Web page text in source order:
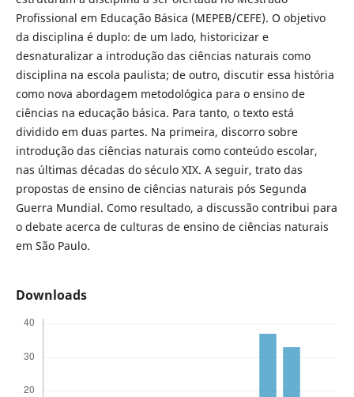
Profissional em Educação Básica (MEPEB/CEFE). O objetivo
da disciplina é duplo: de um lado, historicizar e
desnaturalizar a introdução das ciências naturais como
disciplina na escola paulista; de outro, discutir essa história
como nova abordagem metodológica para o ensino de
ciências na educação básica. Para tanto, o texto está
dividido em duas partes. Na primeira, discorro sobre
introdução das ciências naturais como conteúdo escolar,
nas últimas décadas do século XIX. A seguir, trato das
propostas de ensino de ciências naturais pós Segunda
Guerra Mundial. Como resultado, a discussão contribui para
o debate acerca de culturas de ensino de ciências naturais
em São Paulo.
Downloads